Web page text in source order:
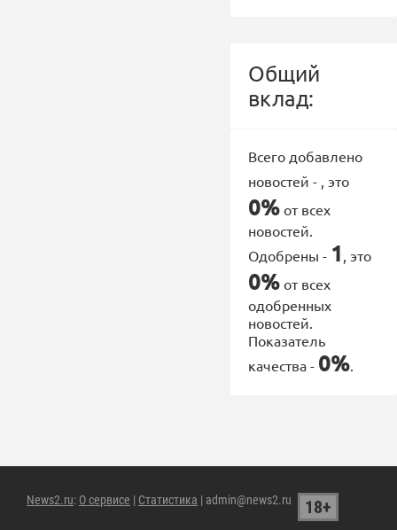
Общий
вклад:
Всего добавлено
новостей - , это
0% от всех
новостей.
Одобрены - 1 , это
0% от всех
одобренных
новостей.
Показатель
качества - 0%.
News2.ru: О сервисе | Статистика | admin@news2.ru 18+